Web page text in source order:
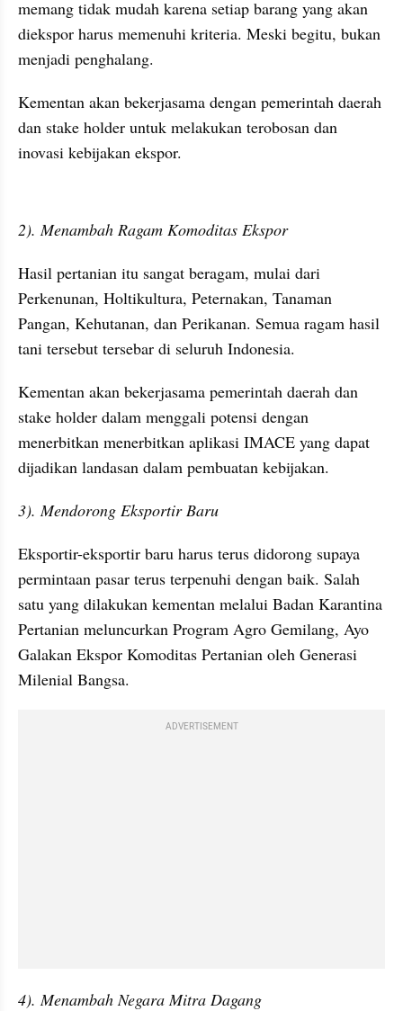
memang tidak mudah karena setiap barang yang akan
diekspor harus memenuhi kriteria. Meski begitu, bukan
menjadi penghalang.
Kementan akan bekerjasama dengan pemerintah daerah
dan stake holder untuk melakukan terobosan dan
inovasi kebijakan ekspor.
2). Menambah Ragam Komoditas Ekspor
Hasil pertanian itu sangat beragam, mulai dari
Perkenunan, Holtikultura, Peternakan, Tanaman
Pangan, Kehutanan, dan Perikanan. Semua ragam hasil
tani tersebut tersebar di seluruh Indonesia.
Kementan akan bekerjasama pemerintah daerah dan
stake holder dalam menggali potensi dengan
menerbitkan menerbitkan aplikasi IMACE yang dapat
dijadikan landasan dalam pembuatan kebijakan.
3). Mendorong Eksportir Baru
Eksportir-eksportir baru harus terus didorong supaya
permintaan pasar terus terpenuhi dengan baik. Salah
satu yang dilakukan kementan melalui Badan Karantina
Pertanian meluncurkan Program Agro Gemilang, Ayo
Galakan Ekspor Komoditas Pertanian oleh Generasi
Milenial Bangsa.
ADVERTISEMENT
4). Menambah Negara Mitra Dagang